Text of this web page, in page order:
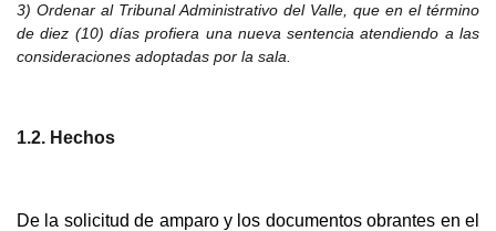
3) Ordenar al Tribunal Administrativo del Valle , que en el término
de diez (10) días profiera una nueva sentencia atendiendo a las
consideraciones adoptadas por la sala.
1.2. Hechos
De la solicitud de amparo y los documentos obrantes en el